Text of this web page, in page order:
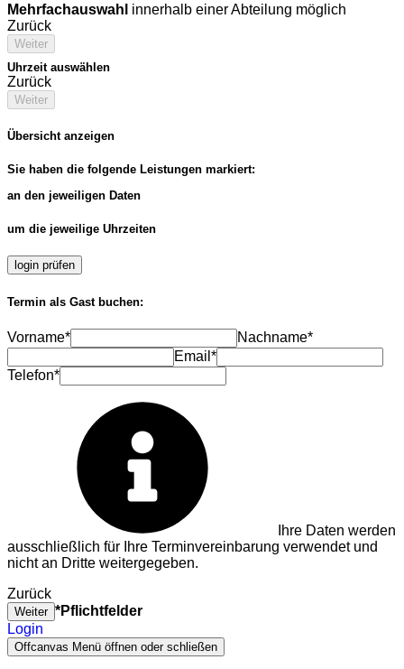
Mehrfachauswahl innerhalb einer Abteilung möglich
Zurück
Weiter
Uhrzeit auswählen
Zurück
Weiter
Übersicht anzeigen
Sie haben die folgende Leistungen markiert:
an den jeweiligen Daten
um die jeweilige Uhrzeiten
login prüfen
Termin als Gast buchen:
Vorname*
Nachname*
Email*
Telefon*
Ihre Daten werden
ausschließlich für Ihre Terminvereinbarung verwendet und
nicht an Dritte weitergegeben.
Zurück
Weiter *Pflichtfelder
Login
Offcanvas Menü öffnen oder schließen